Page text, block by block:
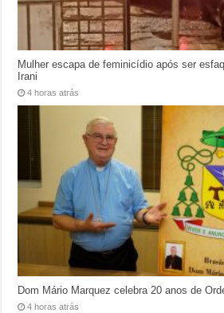
Mulher escapa de feminicídio após ser
Irani
4 horas atrás
Dom Mário Marquez celebra 20 anos de
4 horas atrás